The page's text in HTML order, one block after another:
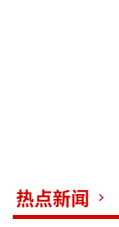
热点新闻